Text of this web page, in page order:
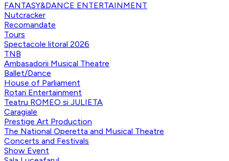
FANTASY&DANCE ENTERTAINMENT
Nutcracker
Recomandate
Tours
Spectacole litoral 2026
TNB
Ambasadorii Musical Theatre
Ballet/Dance
House of Parliament
Rotari Entertainment
Teatru ROMEO si JULIETA
Caragiale
Prestige Art Production
The National Operetta and Musical Theatre
Concerts and Festivals
Show Event